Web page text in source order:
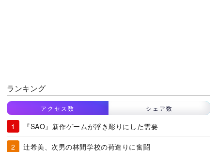
ランキング
アクセス数 シェア数
『SAO』新作ゲームが浮き彫りにした需要
辻希美、次男の林間学校の荷造りに奮闘